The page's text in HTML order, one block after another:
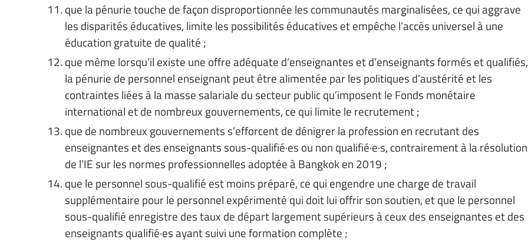
que la pénurie touche de façon disproportionnée les communautés marginalisées, ce qui aggrave
les disparités éducatives, limite les possibilités éducatives et empêche l’accès universel à une
éducation gratuite de qualité ;
que même lorsqu’il existe une offre adéquate d’enseignantes et d’enseignants formés et qualifiés,
la pénurie de personnel enseignant peut être alimentée par les politiques d’austérité et les
contraintes liées à la masse salariale du secteur public qu’imposent le Fonds monétaire
international et de nombreux gouvernements, ce qui limite le recrutement ;
que de nombreux gouvernements s’efforcent de dénigrer la profession en recrutant des
enseignantes et des enseignants sous-qualifié·es ou non qualifié·e·s, contrairement à la résolution
de l’IE sur les normes professionnelles adoptée à Bangkok en 2019 ;
que le personnel sous-qualifié est moins préparé, ce qui engendre une charge de travail
supplémentaire pour le personnel expérimenté qui doit lui offrir son soutien, et que le personnel
sous-qualifié enregistre des taux de départ largement supérieurs à ceux des enseignantes et des
enseignants qualifié·es ayant suivi une formation complète ;